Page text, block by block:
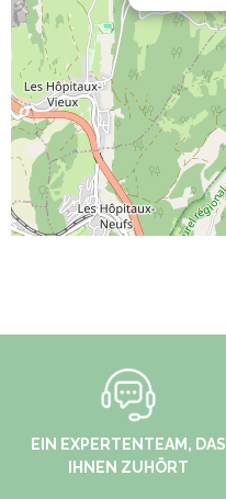
EIN EXPERTENTEAM, DAS
IHNEN ZUHÖRT